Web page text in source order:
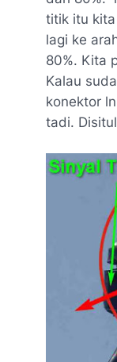
titik itu
lagi ke
80%. Kita
Kalau
konektor
tadi.